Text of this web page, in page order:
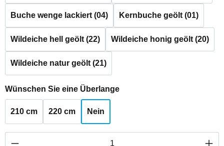
Buche wenge lackiert (04) Kernbuche geölt (01)
Wildeiche hell geölt (22) Wildeiche honig geölt (20)
Wildeiche natur geölt (21)
Wünschen Sie eine Überlangeauswählen
210 cm 220 cm Nein
Produkt Anzahl: Gib den gewünschten